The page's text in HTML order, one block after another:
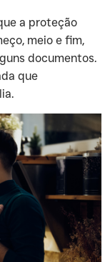
a proteção
meio e fim,
documentos.
que